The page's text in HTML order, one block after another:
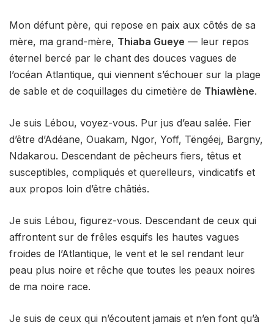
Mon défunt père, qui repose en paix aux côtés de sa
mère, ma grand-mère, Thiaba Gueye — leur repos
éternel bercé par le chant des douces vagues de
l’océan Atlantique, qui viennent s’échouer sur la plage
de sable et de coquillages du cimetière de Thiawlène.
Je suis Lébou, voyez-vous. Pur jus d’eau salée. Fier
d’être d’Adéane, Ouakam, Ngor, Yoff, Tëngéej, Bargny,
Ndakarou. Descendant de pêcheurs fiers, têtus et
susceptibles, compliqués et querelleurs, vindicatifs et
aux propos loin d’être châtiés.
Je suis Lébou, figurez-vous. Descendant de ceux qui
affrontent sur de frêles esquifs les hautes vagues
froides de l’Atlantique, le vent et le sel rendant leur
peau plus noire et rêche que toutes les peaux noires
de ma noire race.
Je suis de ceux qui n’écoutent jamais et n’en font qu’à